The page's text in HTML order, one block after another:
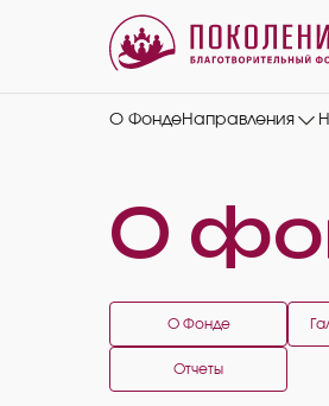
О ФондеНаправления
О
О Фонде
Отчеты